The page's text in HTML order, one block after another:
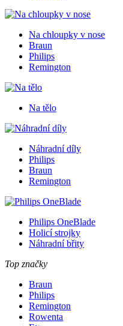
Na chloupky v nose
Braun
Philips
Remington
Na tělo
Náhradní díly
Philips
Braun
Remington
Philips OneBlade
Holicí strojky
Náhradní břity
Top značky
Braun
Philips
Remington
Rowenta